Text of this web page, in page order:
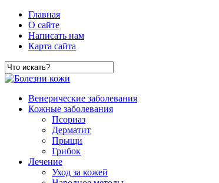
Главная
О сайте
Написать нам
Карта сайта
Венерические заболевания
Кожные заболевания
Псориаз
Дерматит
Прыщи
Грибок
Лечение
Уход за кожей